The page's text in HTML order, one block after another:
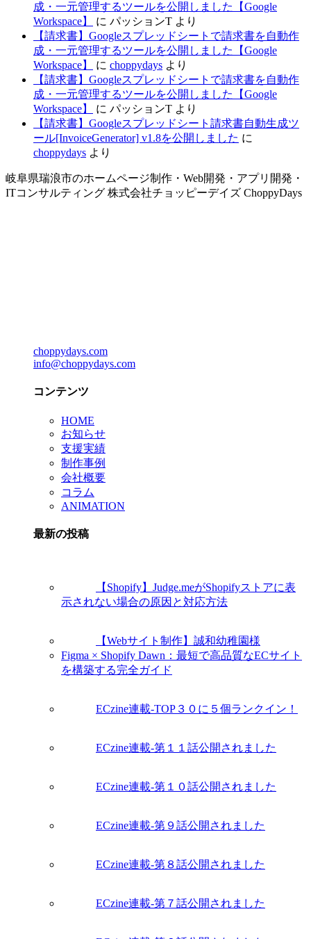
成・一元管理するツールを公開しました【Google
Workspace】
に パッションT より
【請求書】Googleスプレッドシートで請求書を自動作
成・一元管理するツールを公開しました【Google
Workspace】
に choppydays より
【請求書】Googleスプレッドシートで請求書を自動作
成・一元管理するツールを公開しました【Google
Workspace】
に パッションT より
【請求書】Googleスプレッドシート請求書自動生成ツ
ール[InvoiceGenerator] v1.8を公開しました に
choppydays より
岐阜県瑞浪市のホームページ制作・Web開発・アプリ開発・
ITコンサルティング 株式会社チョッピーデイズ ChoppyDays
choppydays.com
info@choppydays.com
コンテンツ
HOME
お知らせ
支援実績
制作事例
会社概要
コラム
ANIMATION
最新の投稿
【Shopify】Judge.meがShopifyストアに表
示されない場合の原因と対応方法
【Webサイト制作】誠和幼稚園様
Figma × Shopify Dawn：最短で高品質なECサイト
を構築する完全ガイド
ECzine連載-TOP３０に５個ランクイン！
ECzine連載-第１１話公開されました
ECzine連載-第１０話公開されました
ECzine連載-第９話公開されました
ECzine連載-第８話公開されました
ECzine連載-第７話公開されました